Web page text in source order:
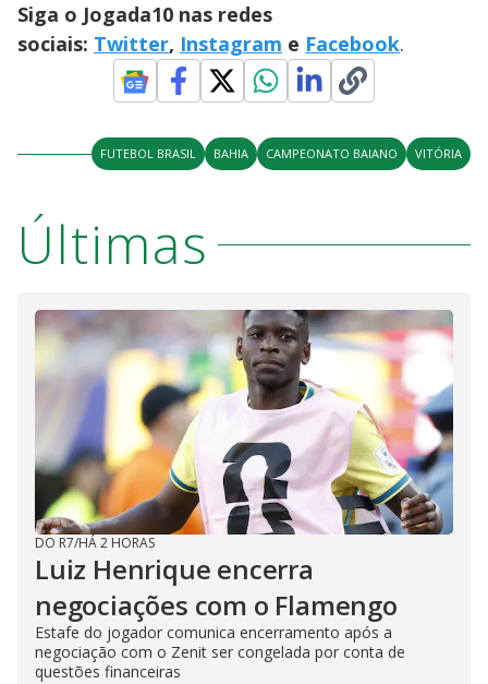
Siga o Jogada10 nas redes
sociais: Twitter, Instagram e Facebook.
FUTEBOL BRASIL BAHIA CAMPEONATO BAIANO VITÓRIA
Últimas
DO R7/HÁ 2 HORAS
Luiz Henrique encerra
negociações com o Flamengo
Estafe do jogador comunica encerramento após a
negociação com o Zenit ser congelada por conta de
questões financeiras